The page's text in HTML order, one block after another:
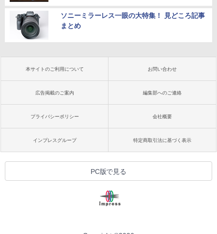
ソニーミラーレス一眼の大特集！ 見どころ記事
まとめ
本サイトのご利用について お問い合わせ
広告掲載のご案内 編集部へのご連絡
プライバシーポリシー 会社概要
インプレスグループ 特定商取引法に基づく表示
PC版で見る